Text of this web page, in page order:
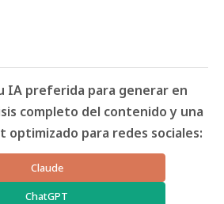
IA preferida para generar en
completo del contenido y una
optimizado para redes sociales:
Claude
ChatGPT